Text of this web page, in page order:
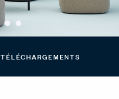
TÉLÉCHARGEMENTS